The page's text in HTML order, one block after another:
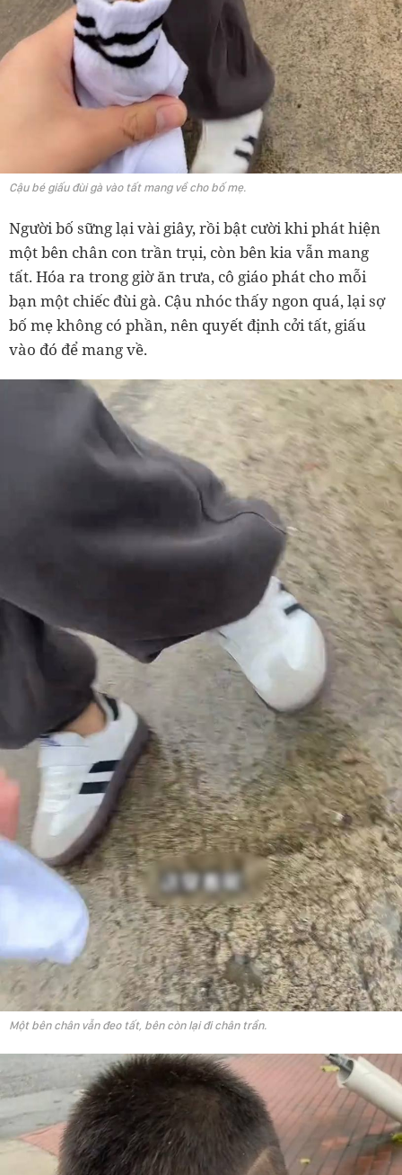
Cậu bé giấu đùi gà vào tất mang về cho bố mẹ.
Người bố sững lại vài giây, rồi bật cười khi phát hiện
một bên chân con trần trụi, còn bên kia vẫn mang
tất. Hóa ra trong giờ ăn trưa, cô giáo phát cho mỗi
bạn một chiếc đùi gà. Cậu nhóc thấy ngon quá, lại sợ
bố mẹ không có phần, nên quyết định cởi tất, giấu
vào đó để mang về.
Một bên chân vẫn đeo tất, bên còn lại đi chân trần.